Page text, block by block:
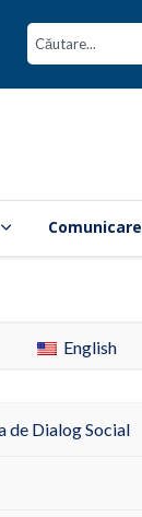
Comunicare
English
de Dialog Social